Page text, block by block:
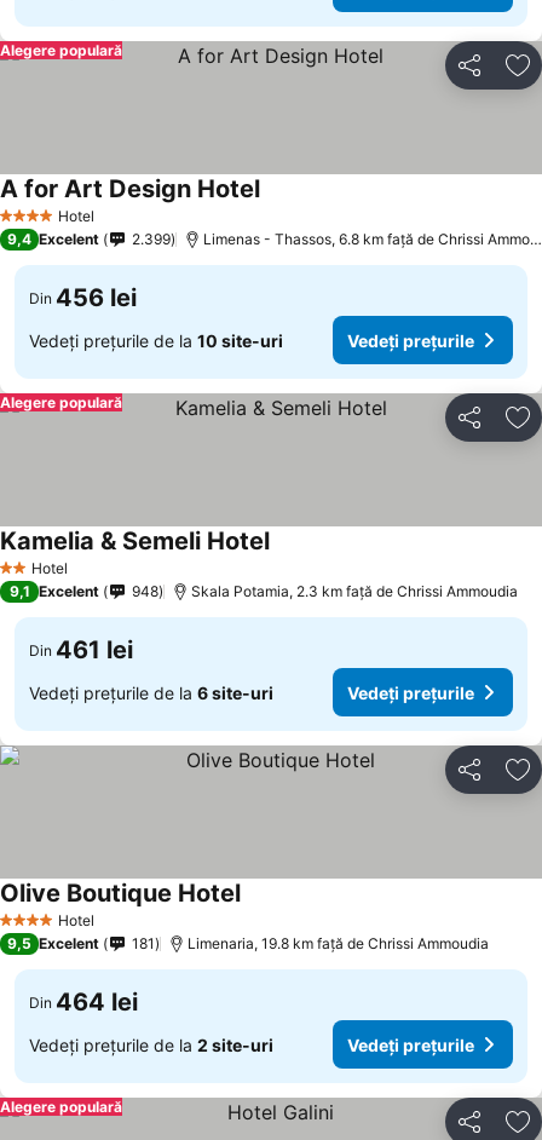
Distribuiți
Alegere populară
4 Stele Hotel
A for Art Design Hotel
9,4 Excelent 2.399 Limenas - Thassos, 6.8 km faţă de Chrissi Ammoudia
Din 456 lei
Vedeți prețurile de la 10 site-uri Vedeți prețurile
Distribuiți
Alegere populară
2 SteleHotel
Kamelia & Semeli Hotel
9,1 Excelent 948 Skala Potamia, 2.3 km faţă de Chrissi Ammoudia
Din 461 lei
Vedeți prețurile de la 6 site-uri Vedeți prețurile
Distribuiți
4 Stele Hotel
Olive Boutique Hotel
9,5 Excelent 181 Limenaria, 19.8 km faţă de Chrissi Ammoudia
Din 464 lei
Vedeți prețurile de la 2 site-uri Vedeți prețurile
Distribuiți
Alegere populară